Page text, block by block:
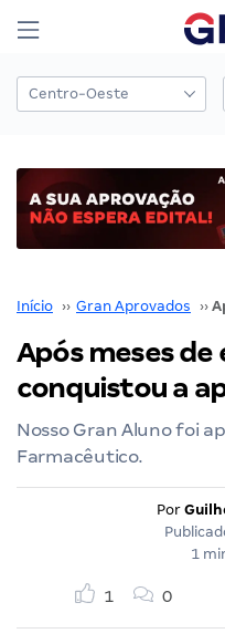
Início ›› Gran Aprovados ››
Após meses de
conquistou a
Nosso Gran Aluno foi
Farmacêutico.
Por
1
1 0